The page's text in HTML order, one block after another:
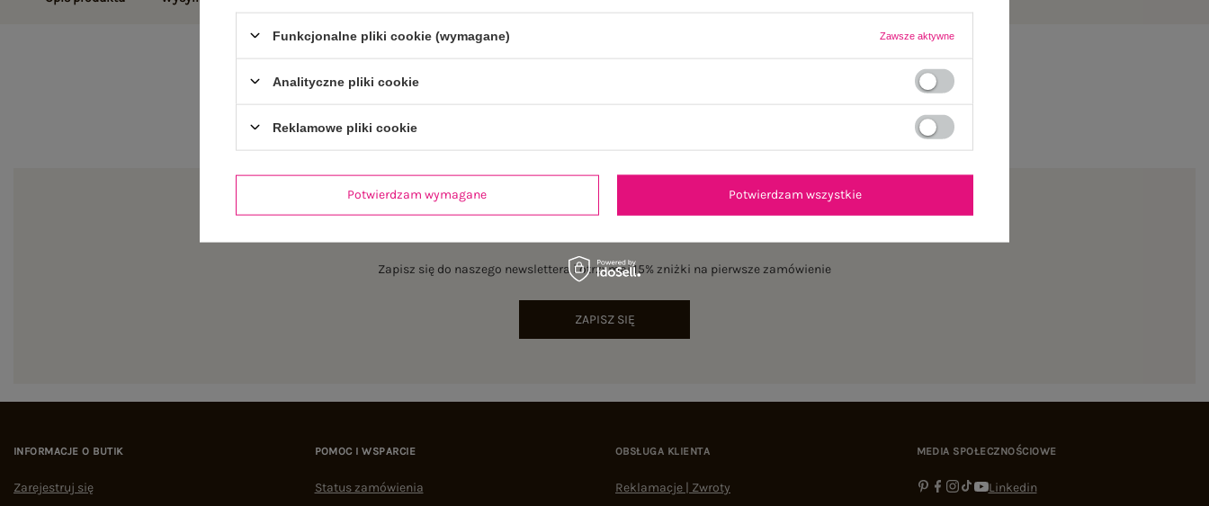
Zapisz się do naszego newslettera i otrzymaj 15% zniżki na pierwsze zamówienie
ZAPISZ SIĘ
INFORMACJE O BUTIK
Zarejestruj się
POMOC I WSPARCIE
Status zamówienia
OBSŁUGA KLIENTA
Reklamacje | Zwroty
MEDIA SPOŁECZNOŚCIOWE
Linkedin
Funkcjonalne pliki cookie (wymagane) Zawsze aktywne
Analityczne pliki cookie
Reklamowe pliki cookie
Potwierdzam wymagane Potwierdzam wszystkie